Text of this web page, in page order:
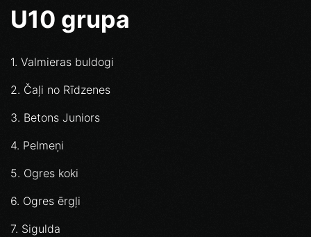
U10 grupa
1. Valmieras buldogi
2. Čaļi no Rīdzenes
3. Betons Juniors
4. Pelmeņi
5. Ogres koki
6. Ogres ērgļi
7. Sigulda